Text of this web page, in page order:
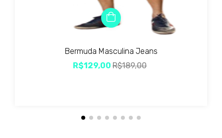
Bermuda Masculina Jeans
R$129,00 R$189,00